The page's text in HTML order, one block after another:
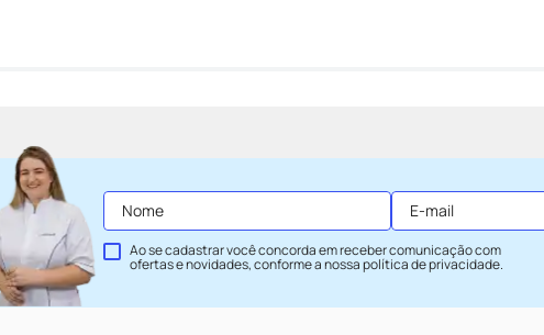
Ao se cadastrar você concorda em receber comunicação com
ofertas e novidades, conforme a nossapolítica de privacidade.